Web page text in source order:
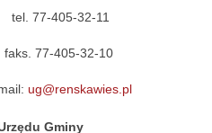
tel. 77-405-32-11
faks. 77-405-32-10
ug@renskawies.pl
Gminy